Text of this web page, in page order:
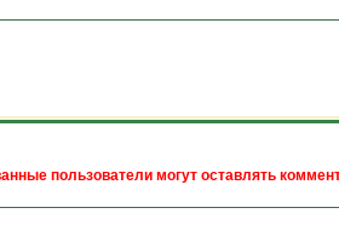
пользователи могут оставлять